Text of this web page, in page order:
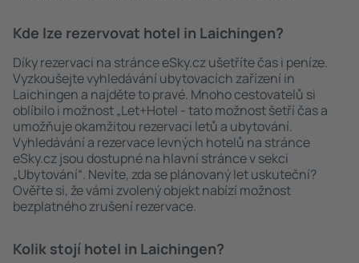
Kde lze rezervovat hotel in Laichingen?
Díky rezervaci na stránce eSky.cz ušetříte čas i peníze.
Vyzkoušejte vyhledávání ubytovacích zařízení in
Laichingen a najděte to pravé. Mnoho cestovatelů si
oblíbilo i možnost „Let+Hotel - tato možnost šetří čas a
umožňuje okamžitou rezervaci letů a ubytování.
Vyhledávání a rezervace levných hotelů na stránce
eSky.cz jsou dostupné na hlavní stránce v sekci
„Ubytování“. Nevíte, zda se plánovaný let uskuteční?
Ověřte si, že vámi zvolený objekt nabízí možnost
bezplatného zrušení rezervace.
Kolik stojí hotel in Laichingen?